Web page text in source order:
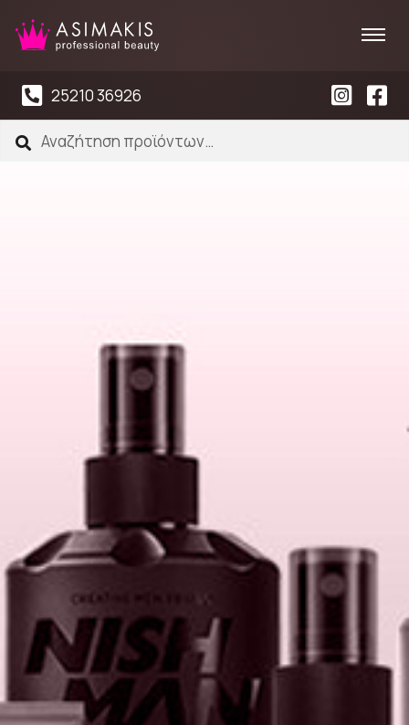
25210 36926
Αναζήτηση
για:
Αναζήτηση